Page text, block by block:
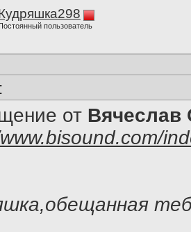
пользователь
от Вячеслав